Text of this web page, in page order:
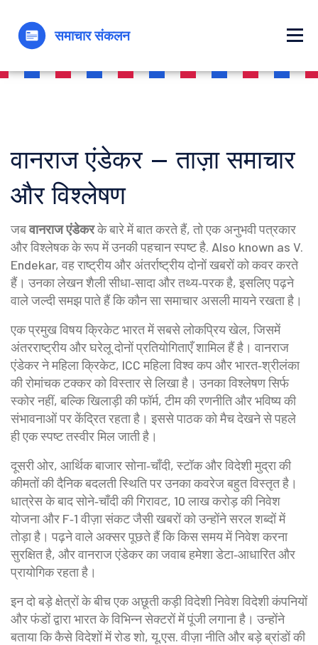
वानराज एंडेकर – ताज़ा समाचार
और विश्लेषण
जबवानराज एंडेकरके बारे में बात करते हैं, तोएक अनुभवी पत्रकार
और विश्लेषक के रूप में उनकी पहचान स्पष्ट है. Also known as V.
Endekar, वह राष्ट्रीय और अंतर्राष्ट्रीय दोनों खबरों को कवर करते
हैं। उनका लेखन शैली सीधा‑सादा और तथ्य‑परक है, इसलिए पढ़ने
वाले जल्दी समझ पाते हैं कि कौन सा समाचार असली मायने रखता है।
एक प्रमुख विषयक्रिकेटभारत में सबसे लोकप्रिय खेल, जिसमें
अंतरराष्ट्रीय और घरेलू दोनों प्रतियोगिताएँ शामिल हैंहै। वानराज
एंडेकर ने महिला क्रिकेट, ICC महिला विश्व कप और भारत‑श्रीलंका
की रोमांचक टक्कर को विस्तार से लिखा है। उनका विश्लेषण सिर्फ
स्कोर नहीं, बल्कि खिलाड़ी की फॉर्म, टीम की रणनीति और भविष्य की
संभावनाओं पर केंद्रित रहता है। इससे पाठक को मैच देखने से पहले
ही एक स्पष्ट तस्वीर मिल जाती है।
दूसरी ओर, आर्थिक बाजारसोना‑चाँदी, स्टॉक और विदेशी मुद्रा की
कीमतों की दैनिक बदलती स्थितिपर उनका कवरेज बहुत विस्तृत है।
धात्रेस के बाद सोने‑चाँदी की गिरावट, 10 लाख करोड़ की निवेश
योजना और F‑1 वीज़ा संकट जैसी खबरों को उन्होंने सरल शब्दों में
तोड़ा है। पढ़ने वाले अक्सर पूछते हैं कि किस समय में निवेश करना
सुरक्षित है, और वानराज एंडेकर का जवाब हमेशा डेटा‑आधारित और
प्रायोगिक रहता है।
इन दो बड़े क्षेत्रों के बीच एक अछूती कड़ीविदेशी निवेशविदेशी कंपनियों
और फंडों द्वारा भारत के विभिन्न सेक्टरों में पूंजी लगानाहै। उन्होंने
बताया कि कैसे विदेशों में रोड शो, यू.एस. वीज़ा नीति और बड़े ब्रांडों की